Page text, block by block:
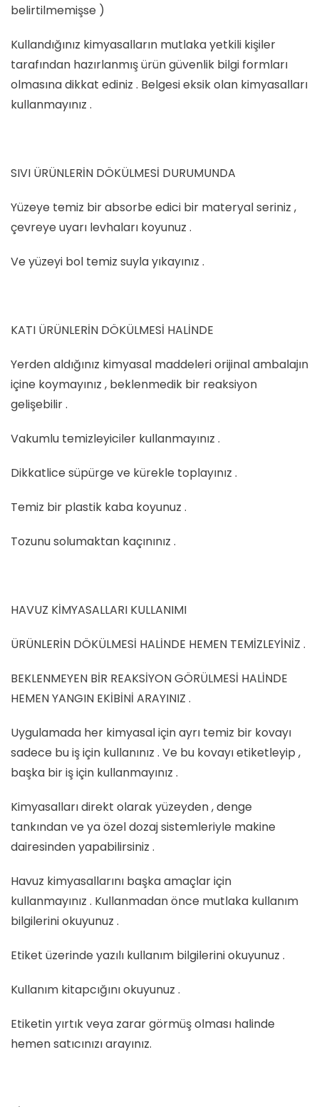
belirtilmemişse )
Kullandığınız kimyasalların mutlaka yetkili kişiler
tarafından hazırlanmış ürün güvenlik bilgi formları
olmasına dikkat ediniz . Belgesi eksik olan kimyasalları
kullanmayınız .
SIVI ÜRÜNLERİN DÖKÜLMESİ DURUMUNDA
Yüzeye temiz bir absorbe edici bir materyal seriniz ,
çevreye uyarı levhaları koyunuz .
Ve yüzeyi bol temiz suyla yıkayınız .
KATI ÜRÜNLERİN DÖKÜLMESİ HALİNDE
Yerden aldığınız kimyasal maddeleri orijinal ambalajın
içine koymayınız , beklenmedik bir reaksiyon
gelişebilir .
Vakumlu temizleyiciler kullanmayınız .
Dikkatlice süpürge ve kürekle toplayınız .
Temiz bir plastik kaba koyunuz .
Tozunu solumaktan kaçınınız .
HAVUZ KİMYASALLARI KULLANIMI
ÜRÜNLERİN DÖKÜLMESİ HALİNDE HEMEN TEMİZLEYİNİZ .
BEKLENMEYEN BİR REAKSİYON GÖRÜLMESİ HALİNDE
HEMEN YANGIN EKİBİNİ ARAYINIZ .
Uygulamada her kimyasal için ayrı temiz bir kovayı
sadece bu iş için kullanınız . Ve bu kovayı etiketleyip ,
başka bir iş için kullanmayınız .
Kimyasalları direkt olarak yüzeyden , denge
tankından ve ya özel dozaj sistemleriyle makine
dairesinden yapabilirsiniz .
Havuz kimyasallarını başka amaçlar için
kullanmayınız . Kullanmadan önce mutlaka kullanım
bilgilerini okuyunuz .
Etiket üzerinde yazılı kullanım bilgilerini okuyunuz .
Kullanım kitapcığını okuyunuz .
Etiketin yırtık veya zarar görmüş olması halinde
hemen satıcınızı arayınız.